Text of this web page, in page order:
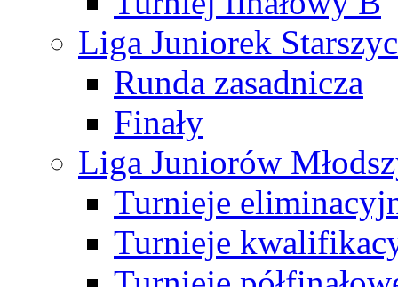
Liga Juniorek
Runda zasadnicza
Finały
Liga Juniorów
Turnieje
Turnieje